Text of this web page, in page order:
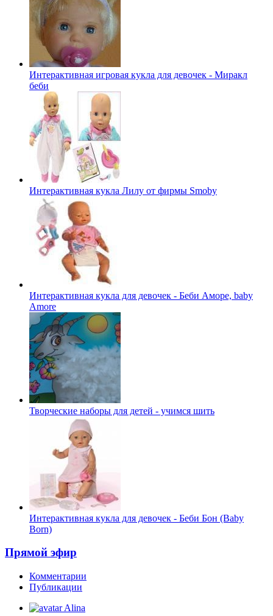
Интерактивная игровая кукла для девочек - Миракл
беби
Интерактивная кукла Лилу от фирмы Smoby
Интерактивная кукла для девочек - Беби Аморе, baby
Amore
Творческие наборы для детей - учимся шить
Интерактивная кукла для девочек - Беби Бон (Baby
Born)
Прямой эфир
Комментарии
Публикации
Alina